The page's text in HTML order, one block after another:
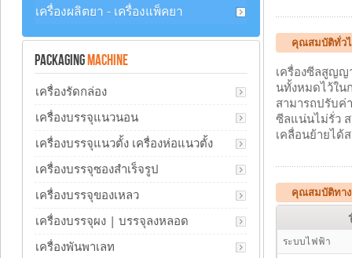
คุณสมบัติทั่วไ
เครื่องซีลสูญญ
นทั้งหมดไว้ใน
สามารถปรับค่
ซีลแน่นไม่รั่ว
เคลื่อนย้ายได้
คุณสมบัติทาง
ระบบไฟฟ้า
เครื่องผลิตยา - เครื่องแพ็คยา
PACKAGING MACHINE
เครื่องรัดกล่อง
เครื่องบรรจุแนวนอน
เครื่องบรรจุแนวตั้ง เครื่องห่อแนวตั้ง
เครื่องบรรจุซองสำเร็จรูป
เครื่องบรรจุของเหลว
เครื่องบรรจุผง | บรรจุลงหลอด
เครื่องพันพาเลท